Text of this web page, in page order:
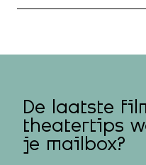
De laatste
theatertips
je mailbox?